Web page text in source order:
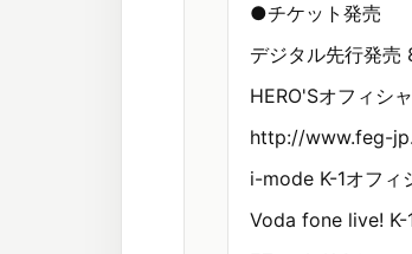
●チケット発売
デジタル先行発売
HERO'Sオフィシ
http://www.feg-
i-mode K-1オフィ
Voda fone live! K-